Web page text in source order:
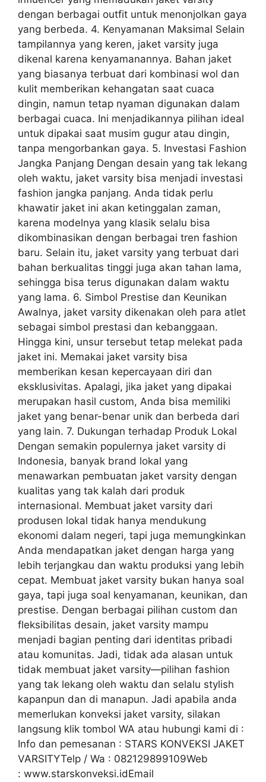
dengan berbagai outfit untuk menonjolkan gaya
yang berbeda. 4. Kenyamanan Maksimal Selain
tampilannya yang keren, jaket varsity juga
dikenal karena kenyamanannya. Bahan jaket
yang biasanya terbuat dari kombinasi wol dan
kulit memberikan kehangatan saat cuaca
dingin, namun tetap nyaman digunakan dalam
berbagai cuaca. Ini menjadikannya pilihan ideal
untuk dipakai saat musim gugur atau dingin,
tanpa mengorbankan gaya. 5. Investasi Fashion
Jangka Panjang Dengan desain yang tak lekang
oleh waktu, jaket varsity bisa menjadi investasi
fashion jangka panjang. Anda tidak perlu
khawatir jaket ini akan ketinggalan zaman,
karena modelnya yang klasik selalu bisa
dikombinasikan dengan berbagai tren fashion
baru. Selain itu, jaket varsity yang terbuat dari
bahan berkualitas tinggi juga akan tahan lama,
sehingga bisa terus digunakan dalam waktu
yang lama. 6. Simbol Prestise dan Keunikan
Awalnya, jaket varsity dikenakan oleh para atlet
sebagai simbol prestasi dan kebanggaan.
Hingga kini, unsur tersebut tetap melekat pada
jaket ini. Memakai jaket varsity bisa
memberikan kesan kepercayaan diri dan
eksklusivitas. Apalagi, jika jaket yang dipakai
merupakan hasil custom, Anda bisa memiliki
jaket yang benar-benar unik dan berbeda dari
yang lain. 7. Dukungan terhadap Produk Lokal
Dengan semakin populernya jaket varsity di
Indonesia, banyak brand lokal yang
menawarkan pembuatan jaket varsity dengan
kualitas yang tak kalah dari produk
internasional. Membuat jaket varsity dari
produsen lokal tidak hanya mendukung
ekonomi dalam negeri, tapi juga memungkinkan
Anda mendapatkan jaket dengan harga yang
lebih terjangkau dan waktu produksi yang lebih
cepat. Membuat jaket varsity bukan hanya soal
gaya, tapi juga soal kenyamanan, keunikan, dan
prestise. Dengan berbagai pilihan custom dan
fleksibilitas desain, jaket varsity mampu
menjadi bagian penting dari identitas pribadi
atau komunitas. Jadi, tidak ada alasan untuk
tidak membuat jaket varsity—pilihan fashion
yang tak lekang oleh waktu dan selalu stylish
kapanpun dan di manapun. Jadi apabila anda
memerlukan konveksi jaket varsity, silakan
langsung klik tombol WA atau hubungi kami di :
Info dan pemesanan : STARS KONVEKSI JAKET
VARSITYTelp / Wa : 082129899109Web
: www.starskonveksi.idEmail